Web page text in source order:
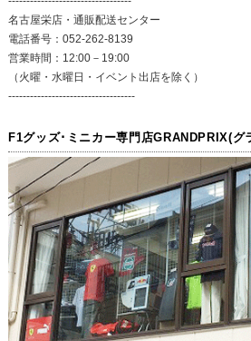
名古屋栄店・通販配送センター
電話番号：052-262-8139
営業時間：12:00－19:00
（火曜・水曜日・イベント出店を除く）
-----------------------------------
F1グッズ･ミニカー専門店GRANDPRIX(グ